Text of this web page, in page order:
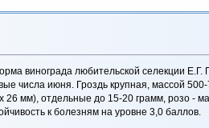
винограда любительской селекции Е.Г.
числа июня. Гроздь крупная, массой
26 мм), отдельные до 15-20 грамм, розо -
к болезням на уровне 3,0 баллов.